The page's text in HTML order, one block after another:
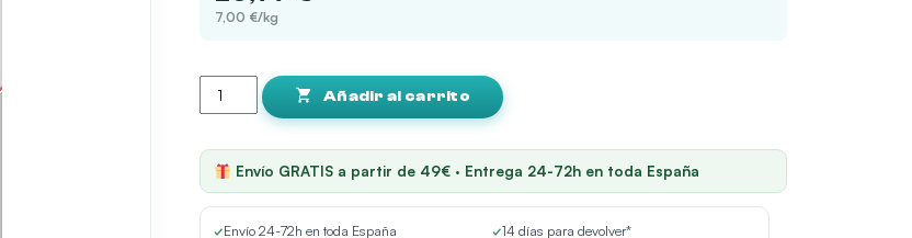
7,00 €/kg
Select
MINI
Salmon
and
Rice
cantidad
Añadir al carrito
Envío GRATIS a partir de 49€ · Entrega 24-72h en toda España
✓Envío 24-72h en toda España ✓14 días para devolver*